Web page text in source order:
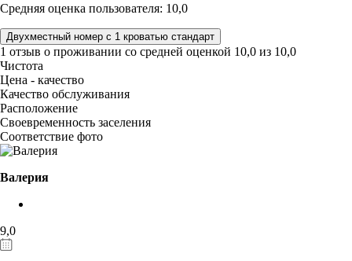
Средняя оценка пользователя: 10,0
Двухместный номер с 1 кроватью стандарт
1 отзыв о проживании со средней оценкой 10,0 из 10,0
Чистота
Цена - качество
Качество обслуживания
Расположение
Своевременность заселения
Соответствие фото
Валерия
9,0